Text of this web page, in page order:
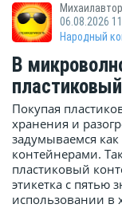
Михаилавтор
06.08.2026
Народный
В
Покупая
хранения и
задумываемся
контейнерами.
пластиковый
этикетка с пятью
использовании в